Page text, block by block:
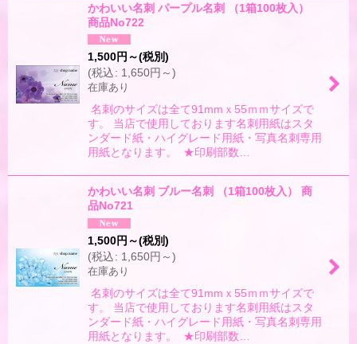
かわいい名刺 パープル名刺 （1箱100枚入）
商品No722
1,500円 ～(税別)
(税込: 1,650円 ～)
在庫あり
名刺のサイズは全て91mmｘ55ｍｍサイズで
す。 当店で使用しております名刺用紙はスタ
ンダード紙・ハイグレード用紙・写真名刺専用
用紙となります。 ★印刷部数…
かわいい名刺 ブルー名刺 （1箱100枚入） 商
品No721
1,500円 ～(税別)
(税込: 1,650円 ～)
在庫あり
名刺のサイズは全て91mmｘ55ｍｍサイズで
す。 当店で使用しております名刺用紙はスタ
ンダード紙・ハイグレード用紙・写真名刺専用
用紙となります。 ★印刷部数…